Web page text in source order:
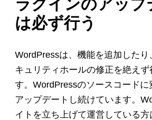
ラグインのアップ
は必ず行う
WordPressは、機能を追加したり
キュリティホールの修正を絶えず
す。WordPressのソースコードに
アップデートし続けています。
イトを立ち上げて運営している